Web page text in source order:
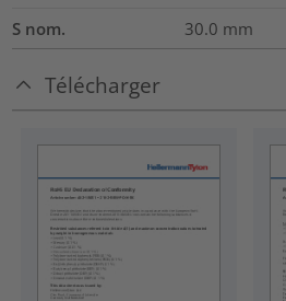
S nom.
30.0 mm
Télécharger